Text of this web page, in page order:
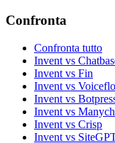
Confronta
Confronta tutto
Invent vs
Invent vs Fin
Invent vs
Invent vs
Invent vs
Invent vs Crisp
Invent vs